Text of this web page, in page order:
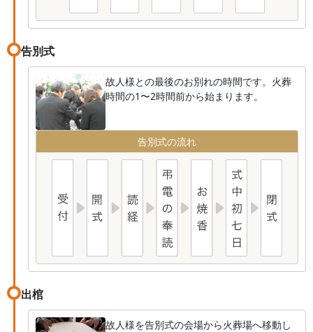
告別式
故人様との最後のお別れの時間です。火葬
時間の1〜2時間前から始まります。
告別式の流れ
出棺
故人様を告別式の会場から火葬場へ移動し